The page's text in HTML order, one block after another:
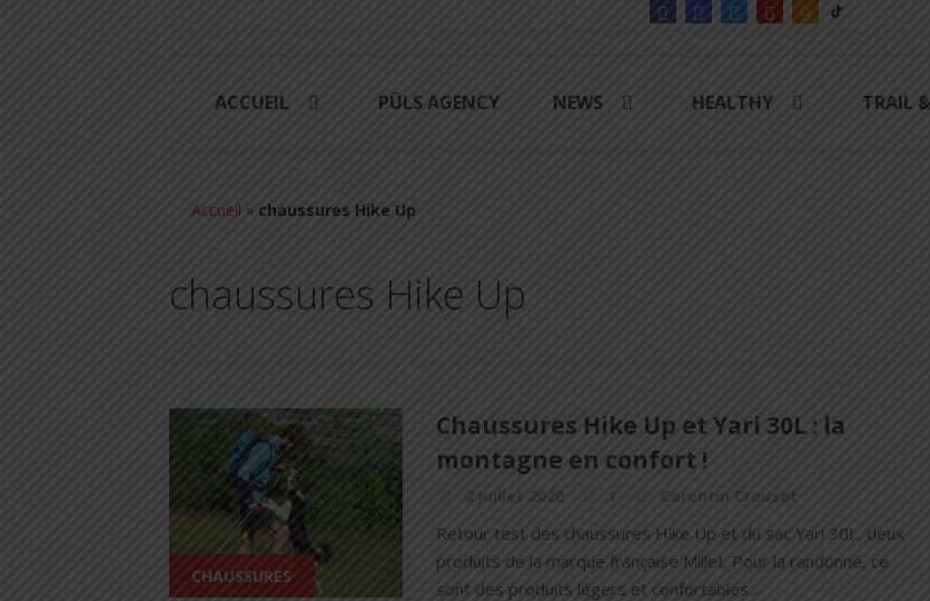
ACCUEIL PÜLS AGENCY NEWS HEALTHY TRAIL
Accueil » chaussures Hike Up
chaussures Hike Up
CHAUSSURES
Chaussures Hike Up et Yari 30L : la
montagne en confort !
2 juillet 2020 1 Corentin Crouzet
Retour test des chaussures Hike Up et du sac Yari 30L, deux
produits de la marque française Millet. Pour la randonné, ce
sont des produits légers et confortables...